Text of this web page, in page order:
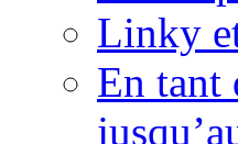
Linky
En tant